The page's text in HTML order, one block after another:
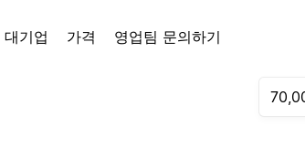
대기업 가격 영업팀 문의하기